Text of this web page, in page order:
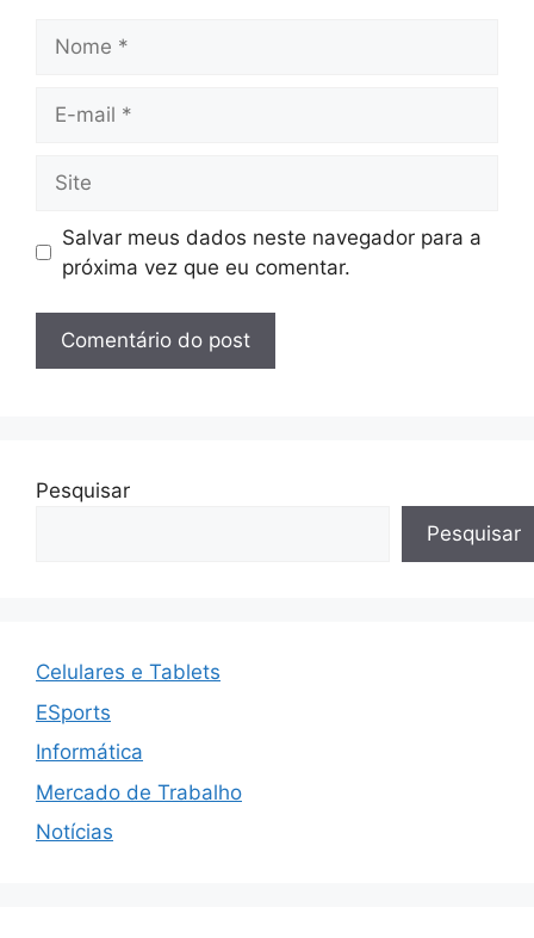
mail
Salvar meus dados neste navegador para a
próxima vez que eu comentar.
Pesquisar
Pesquisar
Celulares e Tablets
ESports
Informática
Mercado de Trabalho
Notícias